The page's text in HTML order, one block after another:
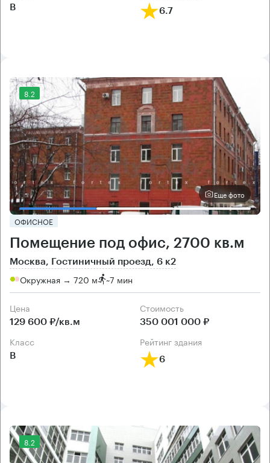
B 6.7
8.2
Еще фото
ОФИСНОЕ
Помещение под офис, 2700 кв.м
Москва, Гостиничный проезд, 6 к2
Окружная → 720 м ~7 мин
Цена
129 600 ₽/кв.м
Cтоимость
350 001 000 ₽
класс
B
рейтинг здания
6
8.2